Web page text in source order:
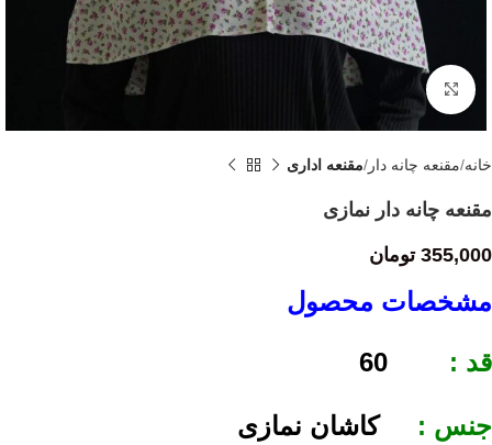
Click to enlarge
خانه مقنعه چانه دار مقنعه اداری
مقنعه چانه دار نمازی
355,000 تومان
مشخصات محصول
قد :
جنس : کاشان نمازی